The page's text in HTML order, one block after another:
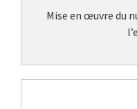
Mise en œuvre du